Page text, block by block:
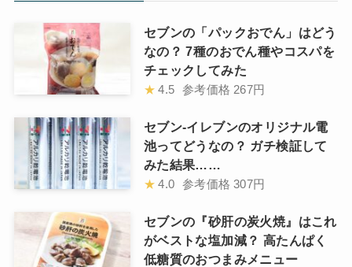
セブンの「パックおでん」はどう
なの？ 7種のおでん種やコスパを
チェックしてみた
★ 4.5 参考価格 267円
セブン-イレブンのオリジナル電
池ってどうなの？ ガチ検証して
みた結果……
★ 4.0 参考価格 307円
セブンの『砂肝の炭火焼』はこれ
がベストな塩加減？ 高たんぱく
低糖質のおつまみメニュー